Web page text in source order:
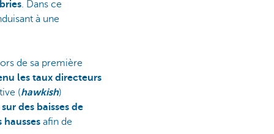
. Dans ce
à une
de sa première
les taux directeurs
(hawkish)
des baisses de
afin de